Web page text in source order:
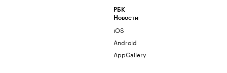
РБК
Новости
iOS
Android
AppGallery